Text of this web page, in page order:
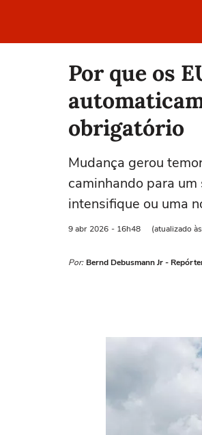
Por que os
obrigatório
Mudança gerou
caminhando para
intensifique ou uma
9 abr 2026 - 16h48 (atualizado
Por: Bernd Debusmann Jr -